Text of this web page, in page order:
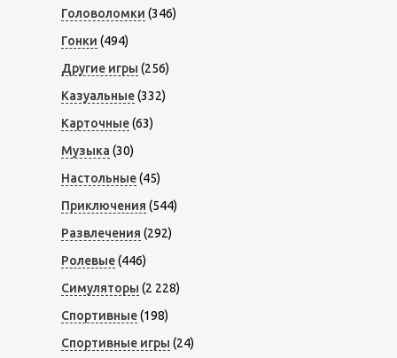
Головоломки (346)
Гонки (494)
Другие игры (256)
Казуальные(332)
Карточные(63)
Музыка (30)
Настольные(45)
Приключения (544)
Развлечения (292)
Ролевые(446)
Симуляторы (2 228)
Спортивные(198)
Спортивные игры (24)